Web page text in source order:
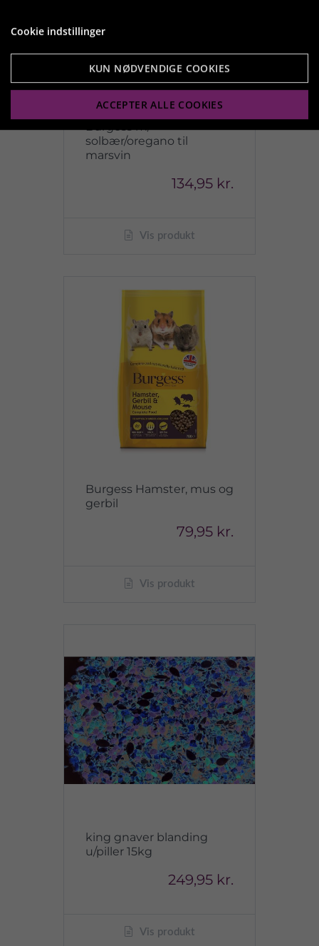
Burgess m/
solbær/oregano til
marsvin
134,95 kr.
Vis produkt
Burgess Hamster, mus og
gerbil
79,95 kr.
Vis produkt
king gnaver blanding
u/piller 15kg
249,95 kr.
Vis produkt
Cookie indstillinger
KUN NØDVENDIGE COOKIES
ACCEPTER ALLE COOKIES